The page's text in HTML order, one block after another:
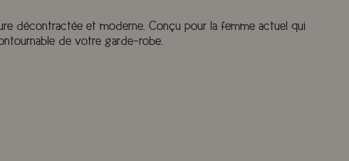
décontractée et moderne. Conçu pour la femme actuel qui
de votre garde-robe.